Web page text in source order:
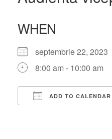
WHEN
septembrie 22, 2023
8:00 am - 10:00 am
ADD TO CALENDAR